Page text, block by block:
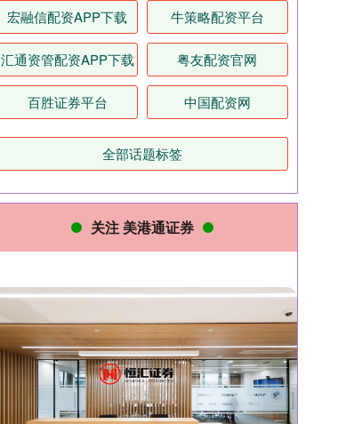
宏融信配资APP下载 牛策略配资平台
汇通资管配资APP下载 粤友配资官网
百胜证券平台 中国配资网
全部话题标签
关注 美港通证券